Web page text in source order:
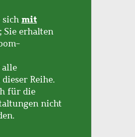
sich mit
Sie erhalten
Reihe.
für die
nicht